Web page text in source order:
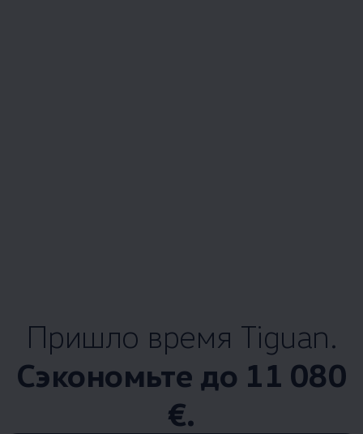
Пришло время Tiguan.
Сэкономьте до 11 080
€.